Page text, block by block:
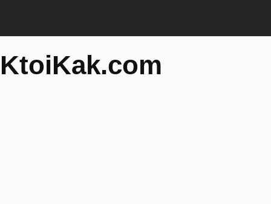
KtoiKak.com